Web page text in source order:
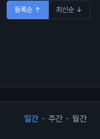
등록순 ↑ 최신순 ↓
일간 · 주간 · 월간